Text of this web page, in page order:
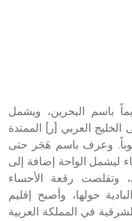
باسم البحرين، ويشمل
الخليج العربي [ر] الممتدة
وعرف باسم هَجَر حتى
ليشمل الواحة إضافة إلى
وتقلصت رقعة الأحساء
حولها، وأصبح إقليم
في المملكة العربية